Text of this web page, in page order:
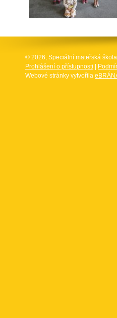
© 2026, Speciální mateřská
Prohlášení o přístupnosti
Webové stránky vytvořila